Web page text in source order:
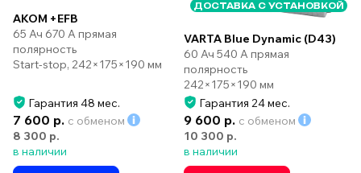
AKOM +EFB
65 Ач 670 А прямая
полярность
Start-stop, 242×175×190 мм
Гарантия 48 мес.
7 600 р. с обменом
8 300 р.
в наличии
ДОСТАВКА С УСТАНОВКОЙ
VARTA Blue Dynamic (D43)
60 Ач 540 А прямая
полярность
242×175×190 мм
Гарантия 24 мес.
9 600 р. с обменом
10 300 р.
в наличии